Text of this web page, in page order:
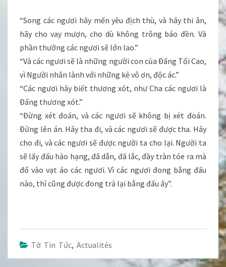
“Song các ngươi hãy mến yêu địch thù, và hãy thi ân,
hãy cho vay mượn, cho dù không trông báo đền. Và
phần thưởng các ngươi sẽ lớn lao.”
“Và các ngươi sẽ là những người con của Ðấng Tối Cao,
vì Người nhân lành với những kẻ vô ơn, độc ác.”
“Các ngươi hãy biết thương xót, như Cha các ngươi là
Ðấng thương xót.”
“Ðừng xét đoán, và các ngươi sẽ không bị xét đoán.
Ðừng lên án. Hãy tha đi, và các ngươi sẽ được tha. Hãy
cho đi, và các ngươi sẽ được người ta cho lại. Người ta
sẽ lấy đấu hảo hạng, đã dằn, đã lắc, đầy tràn tóe ra mà
đổ vào vạt áo các ngươi. Vì các ngươi đong bằng đấu
nào, thì cũng được đong trả lại bằng đấu ấy”.
Tờ Tin Tức, Actualités